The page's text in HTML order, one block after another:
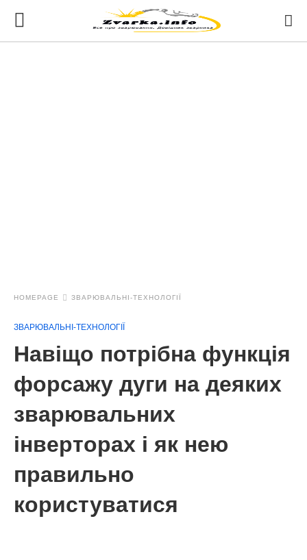
HOMEPAGE ЗВАРЮВАЛЬНІ-ТЕХНОЛОГІЇ
ЗВАРЮВАЛЬНІ-ТЕХНОЛОГІЇ
Навіщо потрібна функція
форсажу дуги на деяких
зварювальних
інверторах і як нею
правильно
користуватися